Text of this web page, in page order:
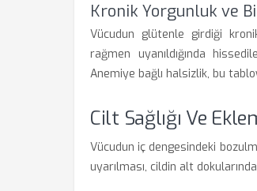
Kronik Yorgunluk ve
Vücudun glütenle girdiği
rağmen uyanıldığında
Anemiye bağlı halsizlik, bu
Cilt Sağlığı Ve
Vücudun iç dengesindeki
uyarılması, cildin alt